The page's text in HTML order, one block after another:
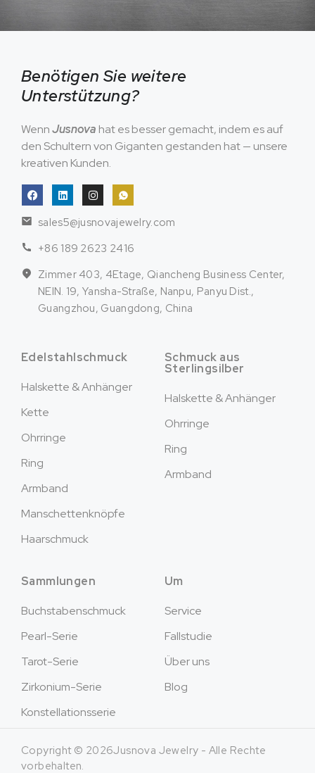
Benötigen Sie weitere
Unterstützung?
WennJusnova hat es besser gemacht, indem es auf
den Schultern von Giganten gestanden hat — unsere
kreativen Kunden.
sales5@jusnovajewelry.com
+86 189 2623 2416
Zimmer 403, 4Etage, Qiancheng Business Center,
NEIN. 19, Yansha-Straße, Nanpu, Panyu Dist.,
Guangzhou, Guangdong, China
Edelstahlschmuck
Halskette & Anhänger
Kette
Ohrringe
Ring
Armband
Manschettenknöpfe
Haarschmuck
Schmuck aus
Sterlingsilber
Halskette & Anhänger
Ohrringe
Ring
Armband
Sammlungen
Buchstabenschmuck
Pearl-Serie
Tarot-Serie
Zirkonium-Serie
Konstellationsserie
Um
Service
Fallstudie
Über uns
Blog
Copyright © 2026Jusnova Jewelry - Alle Rechte
vorbehalten.